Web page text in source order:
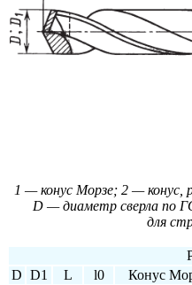
1 — конус Морзе; 2 — конус,
D — диаметр сверла по
для
D D1 L l0 Конус